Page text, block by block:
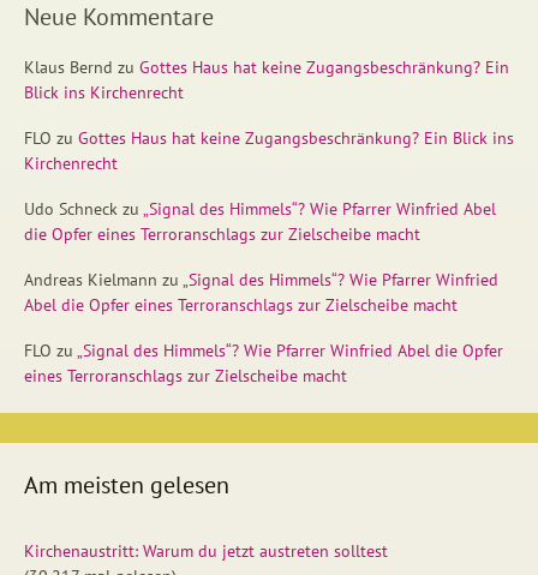
Neue Kommentare
Klaus Bernd zu Gottes Haus hat keine Zugangsbeschränkung? Ein
Blick ins Kirchenrecht
FLO zu Gottes Haus hat keine Zugangsbeschränkung? Ein Blick ins
Kirchenrecht
Udo Schneck zu „Signal des Himmels“? Wie Pfarrer Winfried Abel
die Opfer eines Terroranschlags zur Zielscheibe macht
Andreas Kielmann zu „Signal des Himmels“? Wie Pfarrer Winfried
Abel die Opfer eines Terroranschlags zur Zielscheibe macht
FLO zu „Signal des Himmels“? Wie Pfarrer Winfried Abel die Opfer
eines Terroranschlags zur Zielscheibe macht
Am meisten gelesen
Kirchenaustritt: Warum du jetzt austreten solltest